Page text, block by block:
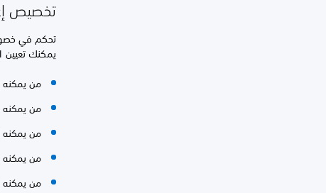
تخصيص
تحكم في
يمكنك تعيين
من يمكنه
من يمكنه
من يمكنه
من يمكنه
من يمكنه